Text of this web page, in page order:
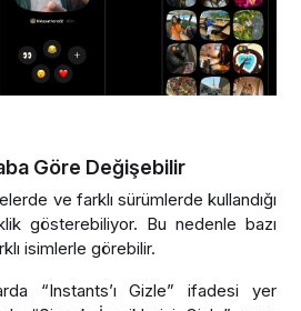
Göre Değişebilir
ve farklı sürümlerde kullandığı
gösterebiliyor. Bu nedenle bazı
isimlerle görebilir.
“Instants’ı Gizle” ifadesi yer